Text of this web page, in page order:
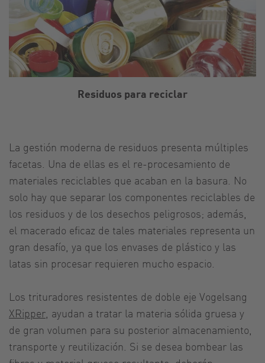
La gestión moderna de residuos presenta múltiples
facetas. Una de ellas es el re-procesamiento de
materiales reciclables que acaban en la basura. No
solo hay que separar los componentes reciclables de
los residuos y de los desechos peligrosos; además,
el macerado eficaz de tales materiales representa un
gran desafío, ya que los envases de plástico y las
latas sin procesar requieren mucho espacio.
Los trituradores resistentes de doble eje Vogelsang
XRipper , ayudan a tratar la materia sólida gruesa y
de gran volumen para su posterior almacenamiento,
transporte y reutilización. Si se desea bombear las
Residuos para reciclar